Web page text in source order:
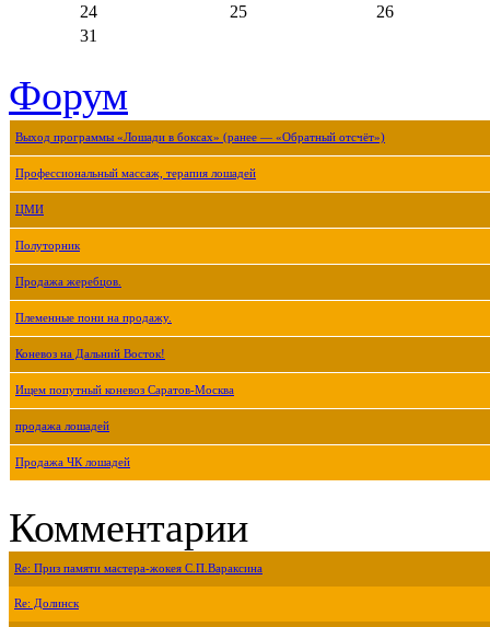
24
25
26
31
Форум
Выход программы «Лошади в боксах» (ранее — «Обратный отсчёт»)
Профессиональный массаж, терапия лошадей
ЦМИ
Полуторник
Продажа жеребцов.
Племенные пони на продажу.
Коневоз на Дальний Восток!
Ищем попутный коневоз Саратов-Москва
продажа лошадей
Продажа ЧК лошадей
Комментарии
Re: Приз памяти мастера-жокея С.П.Вараксина
Re: Долинск